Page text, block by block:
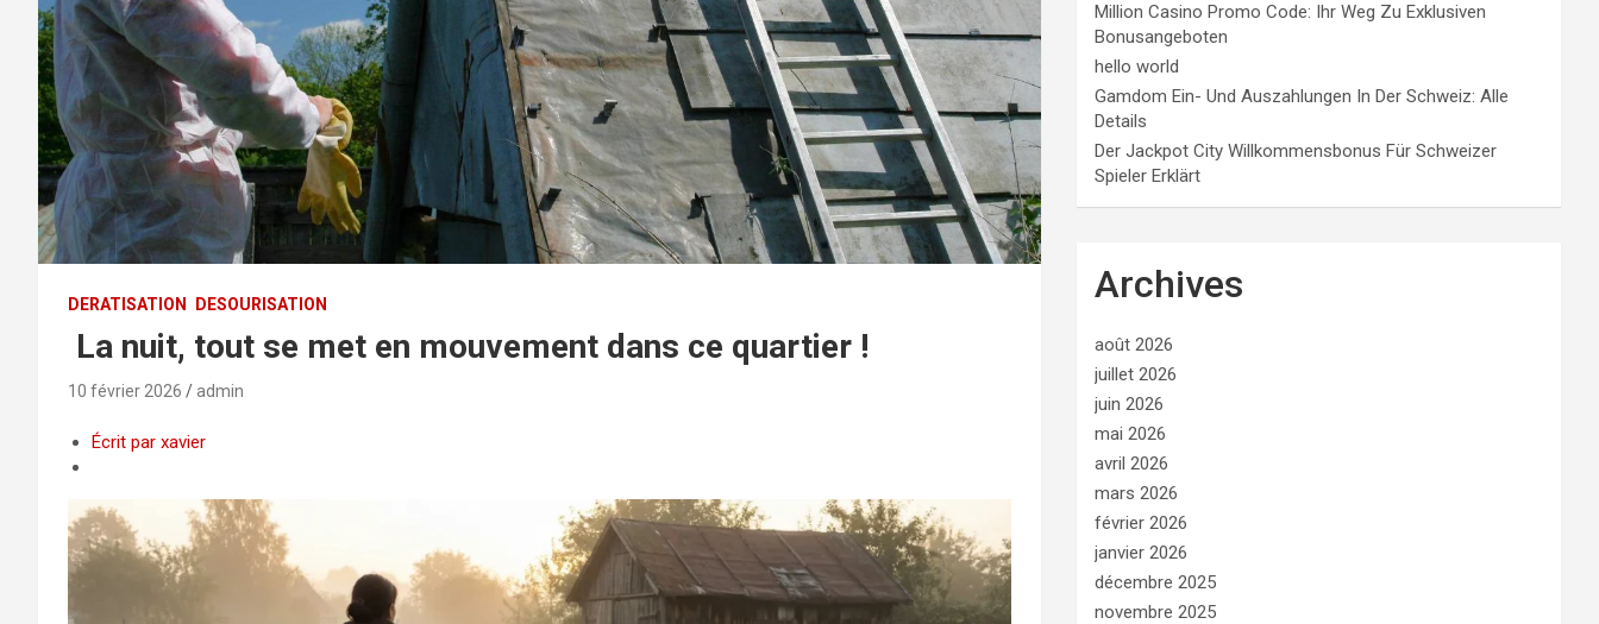
DERATISATION DESOURISATION
La nuit, tout se met en mouvement dans ce quartier !
10 février 2026 admin
Écrit par xavier
Million Casino Promo Code: Ihr Weg Zu Exklusiven
Bonusangeboten
hello world
Gamdom Ein- Und Auszahlungen In Der Schweiz: Alle
Details
Der Jackpot City Willkommensbonus Für Schweizer
Spieler Erklärt
Archives
août 2026
juillet 2026
juin 2026
mai 2026
avril 2026
mars 2026
février 2026
janvier 2026
décembre 2025
novembre 2025